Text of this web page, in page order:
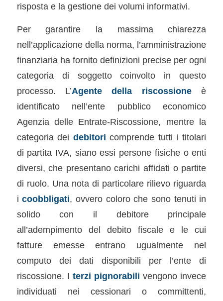
risposta e la gestione dei volumi informativi.
Per garantire la massima chiarezza
nell’applicazione della norma, l’amministrazione
finanziaria ha fornito definizioni precise per ogni
categoria di soggetto coinvolto in questo
processo. L’Agente della riscossioneè
identificato nell’ente pubblico economico
Agenzia delle Entrate-Riscossione, mentre la
categoria dei debitori comprende tutti i titolari
di partita IVA, siano essi persone fisiche o enti
diversi, che presentano carichi affidati o partite
di ruolo. Una nota di particolare rilievo riguarda
icoobbligati, ovvero coloro che sono tenuti in
solido con il debitore principale
all’adempimento del debito fiscale e le cui
fatture emesse entrano ugualmente nel
computo dei dati disponibili per l’ente di
riscossione. I terzi pignorabili vengono invece
individuati nei cessionari o committenti,